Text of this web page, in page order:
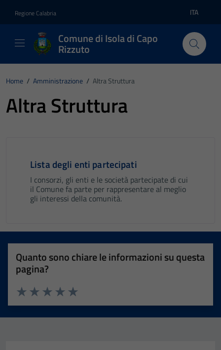
Regione Calabria Lingua
ITA
Comune di Isola di Capo
Rizzuto
Home / Amministrazione / Altra Struttura
Altra Struttura
Lista degli enti partecipati
I consorzi, gli enti e le società partecipate di cui
il Comune fa parte per rappresentare al meglio
gli interessi della comunità.
Quanto sono chiare le informazioni su questa
pagina?
Valuta 5 stelle su 5
Valuta 4 stelle su 5
Valuta 3 stelle su 5
Valuta 2 stelle su 5
Valuta 1 stelle su 5